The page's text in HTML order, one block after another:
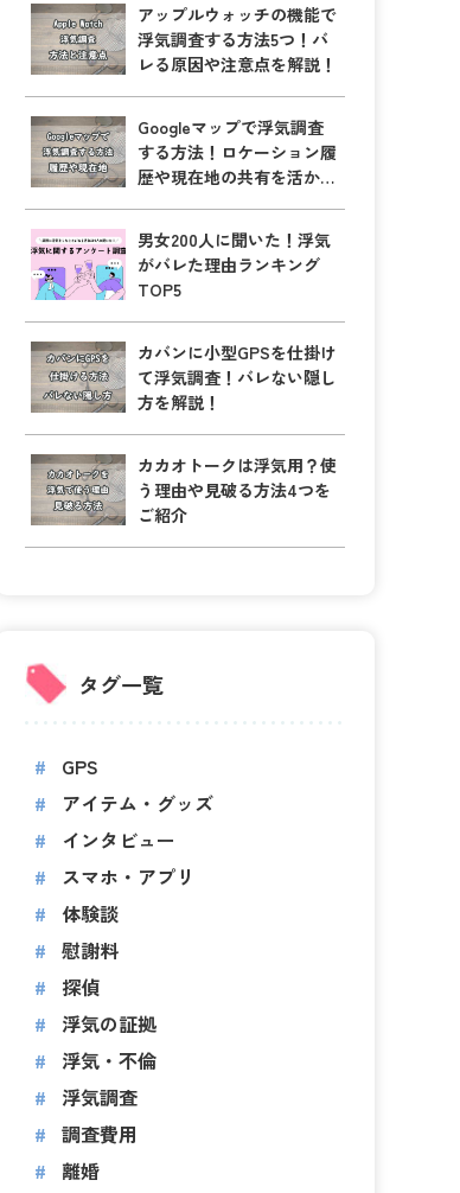
アップルウォッチの機能で
浮気調査する方法5つ！バ
レる原因や注意点を解説！
Googleマップで浮気調査
する方法！ロケーション履
歴や現在地の共有を活かそ
男女200人に聞いた！浮気
がバレた理由ランキング
TOP5
カバンに小型GPSを仕掛け
て浮気調査！バレない隠し
方を解説！
カカオトークは浮気用？使
う理由や見破る方法4つを
ご紹介
タグ一覧
GPS
アイテム・グッズ
インタビュー
スマホ・アプリ
体験談
慰謝料
探偵
浮気の証拠
浮気・不倫
浮気調査
調査費用
離婚